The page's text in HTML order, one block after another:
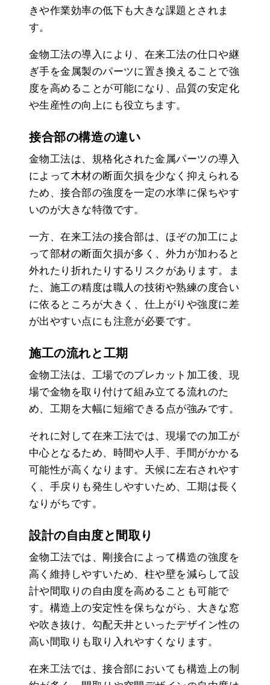
きや作業効率の低下も大きな課題とされま
す。
金物工法の導入により、在来工法の仕口や継
ぎ手を金属製のパーツに置き換えることで強
度を高めることが可能になり、品質の安定化
や生産性の向上にも役立ちます。
接合部の構造の違い
金物工法は、規格化された金属パーツの導入
によって木材の断面欠損を少なく抑えられる
ため、接合部の強度を一定の水準に保ちやす
いのが大きな特徴です。
一方、在来工法の接合部は、ほぞの加工によ
って部材の断面欠損が多く、外力が加わると
外れたり折れたりするリスクがあります。ま
た、施工の精度は職人の技術や熟練の度合い
に依るところが大きく、仕上がりや強度に差
が出やすい点にも注意が必要です。
施工の流れと工期
金物工法は、工場でのプレカット加工後、現
場で金物を取り付けて組み立てる流れのた
め、工期を大幅に短縮できる点が強みです。
それに対して在来工法では、現場での加工が
中心となるため、時間や人手、手間がかかる
可能性が高くなります。天候に左右されやす
く、手戻りも発生しやすいため、工期は長く
なりがちです。
設計の自由度と間取り
金物工法では、剛接合によって構造の強度を
高く維持しやすいため、柱や壁を減らして設
計や間取りの自由度を高めることも可能で
す。構造上の安定性を保ちながら、大きな窓
や吹き抜け、勾配天井といったデザイン性の
高い間取りも取り入れやすくなります。
在来工法では、接合部においても構造上の制